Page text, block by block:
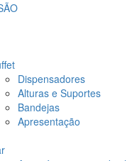
Dispensadores
Alturas e Suportes
Bandejas
Apresentação